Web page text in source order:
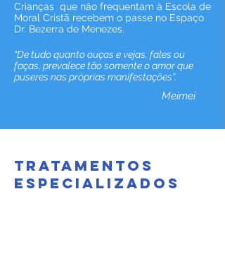
Crianças que não frequentam à Escola de
Moral Cristã recebem o passe no Espaço
Dr. Bezerra de Menezes.
“De tudo quanto ouças e vejas, fales ou
faças, prevalece tão somente o amor que
puseres nas próprias manifestações”.
Meimei
tratamentos
especializados